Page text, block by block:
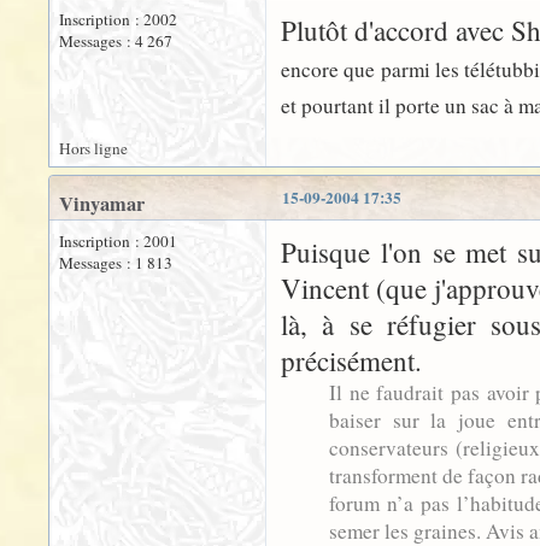
Inscription : 2002
Messages : 4 267
Plutôt d'accord avec
encore que parmi les
et pourtant il porte un sac à
Hors ligne
15-09-2004 17:35
Vinyamar
Inscription : 2001
Messages : 1 813
Puisque l'on se met
Vincent (que
là, à se réfugier
précisément.
Il ne faudrait pas avoir
baiser sur la joue
conservateurs
transforment de façon
forum n’a pas
semer les graines. Avis